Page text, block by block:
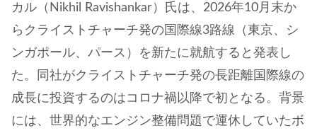
カル（Nikhil Ravishankar）氏は、2026年10月末か
らクライストチャーチ発の国際線3路線（東京、シ
ンガポール、パース）を新たに就航すると発表し
た。同社がクライストチャーチ発の長距離国際線の
成長に投資するのはコロナ禍以降で初となる。背景
には、世界的なエンジン整備問題で運休していたボ